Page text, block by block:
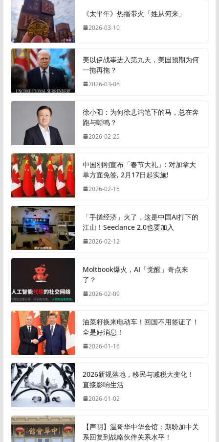
《太平年》热播带火「姓从何来」
2026-03-10
美以伊战事进入第九天，美国预期为何
一拖再拖？
2026-03-08
徐小阳：为何徐悲鸿笔下的马，总在奔
跑与嘶鸣？
2026-02-25
中国刚刚宣布「春节大礼」: 对加拿大
单方面免签, 2月17日起实施!
2026-02-15
「手搓经济」火了，这是中国AI打下的
江山！Seedance 2.0也要加入
2026-02-12
Moltbook爆火，AI「觉醒」奇点来
了？
2026-02-09
油菜籽换来电动车！回国不用签证了！
全是好消息！
2026-01-16
2026新规落地，移民与减税大变化！
直接影响生活
2026-01-02
【声明】温哥华中华会馆：期盼加中关
系回复到战略伙伴关系水平！